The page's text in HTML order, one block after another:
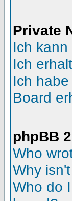
Private
Ich
Ich
Ich
Board
phpBB
Who
Why
Who do